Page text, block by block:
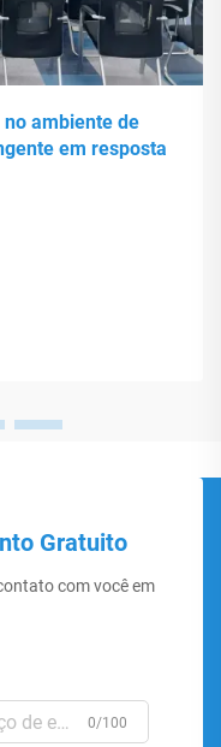
ambiente de
em resposta
Gratuito
com você em
0/100